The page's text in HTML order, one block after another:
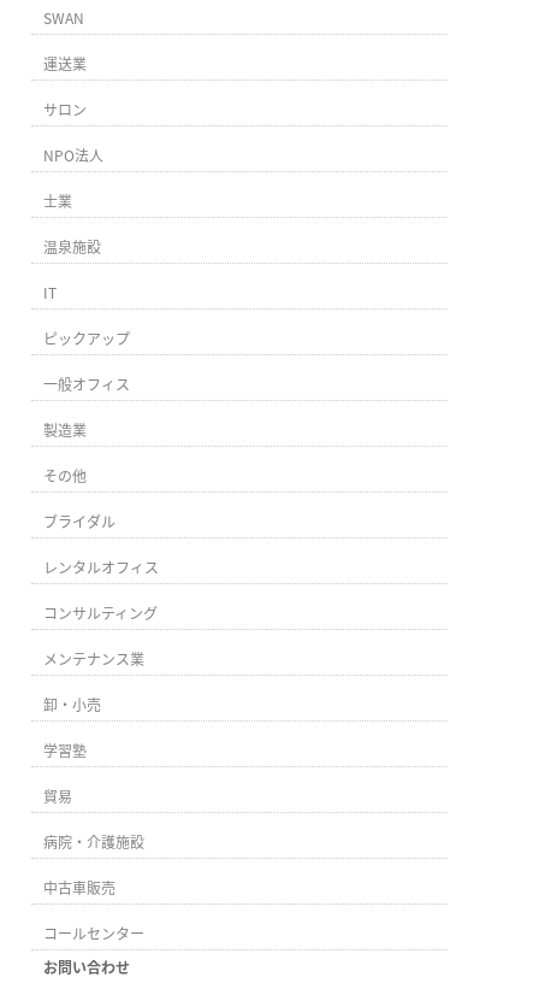
SWAN
運送業
サロン
NPO法人
士業
温泉施設
IT
ピックアップ
一般オフィス
製造業
その他
ブライダル
レンタルオフィス
コンサルティング
メンテナンス業
卸・小売
学習塾
貿易
病院・介護施設
中古車販売
コールセンター
お問い合わせ